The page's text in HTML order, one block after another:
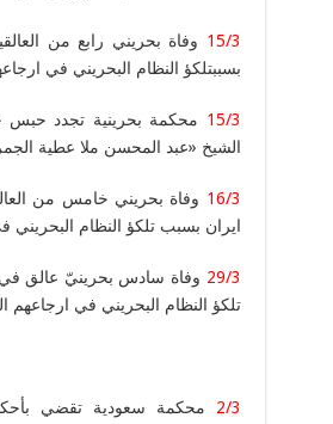
15/3 وفاة بحريني رابع من
بسببتلكؤ النظام البحريني في
15/3 محكمة بحرينية تجدد
الشيخ «عبد المحسن ملا عطية
16/3 وفاة بحريني خامس من
ايران بسبب تلكؤ النظام البحريني
29/3 وفاة سادس بحرينيّ عالق
تلكؤ النظام البحريني في ارجاعهم
2/3 محكمة سعودية تقضي